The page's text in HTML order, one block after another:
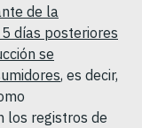
de la
días posteriores
se
, es decir,
los registros de